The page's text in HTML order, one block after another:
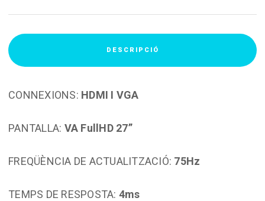
DESCRIPCIÓ
CONNEXIONS: HDMI I VGA
PANTALLA: VA FullHD 27”
FREQÜÈNCIA DE ACTUALITZACIÓ: 75Hz
TEMPS DE RESPOSTA: 4ms